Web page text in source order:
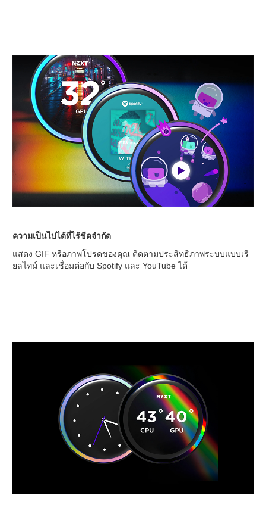
ความเป็นไปได้ที่ไร้ขีดจำกัด
แสดง GIF หรือภาพโปรดของคุณ ติดตามประสิทธิภาพระบบแบบเรี
ยลไทม์ และเชื่อมต่อกับ Spotify และ YouTube ได้